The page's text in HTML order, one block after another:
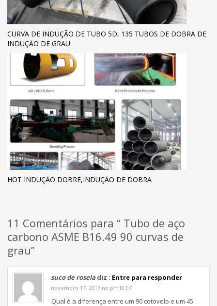
CURVA DE INDUÇÃO DE TUBO 5D, 135 TUBOS DE DOBRA DE
INDUÇÃO DE GRAU
HOT INDUÇÃO DOBRE,INDUÇÃO DE DOBRA
11 Comentários para “ Tubo de aço
carbono ASME B16.49 90 curvas de
grau”
suco de rosela diz : Entre para responder
novembro 17, 2017 no pm10:07
Qual é a diferença entre um 90 cotovelo e um 45